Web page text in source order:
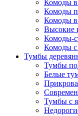
Комоды
Комоды
Комоды
Высокие
Комоды-
Комоды
Тумбы
Тумбы
Белые
Тумбы с